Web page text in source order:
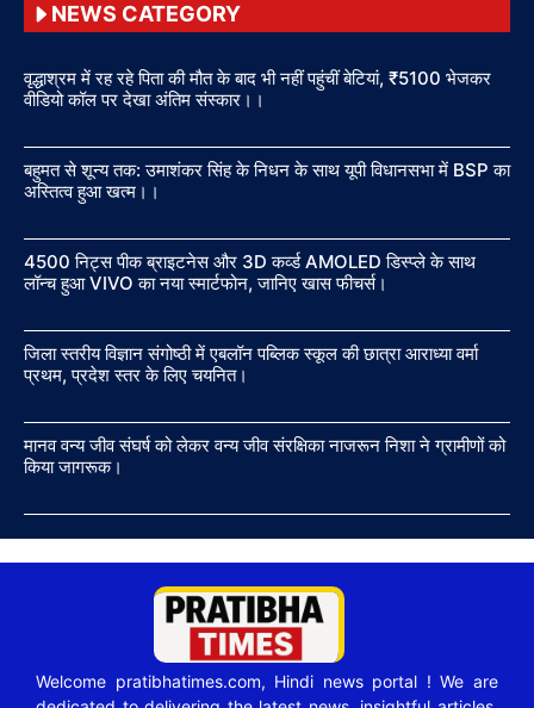
NEWS CATEGORY
वृद्धाश्रम में रह रहे पिता की मौत के बाद भी नहीं पहुंचीं बेटियां, ₹5100 भेजकर
वीडियो कॉल पर देखा अंतिम संस्कार।।
बहुमत से शून्य तक: उमाशंकर सिंह के निधन के साथ यूपी विधानसभा में BSP का
अस्तित्व हुआ खत्म।।
4500 निट्स पीक ब्राइटनेस और 3D कर्व्ड AMOLED डिस्प्ले के साथ
लॉन्च हुआ VIVO का नया स्मार्टफोन, जानिए खास फीचर्स।
जिला स्तरीय विज्ञान संगोष्ठी में एबलॉन पब्लिक स्कूल की छात्रा आराध्या वर्मा
प्रथम, प्रदेश स्तर के लिए चयनित।
मानव वन्य जीव संघर्ष को लेकर वन्य जीव संरक्षिका नाजरून निशा ने ग्रामीणों को
किया जागरूक।
Welcome pratibhatimes.com, Hindi news portal ! We are